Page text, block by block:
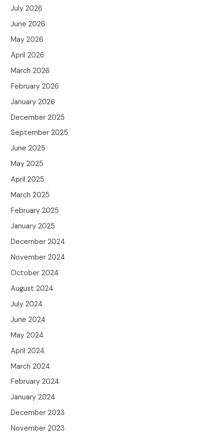
July 2026
June 2026
May 2026
April 2026
March 2026
February 2026
January 2026
December 2025
September 2025
June 2025
May 2025
April 2025
March 2025
February 2025
January 2025
December 2024
November 2024
October 2024
August 2024
July 2024
June 2024
May 2024
April 2024
March 2024
February 2024
January 2024
December 2023
November 2023